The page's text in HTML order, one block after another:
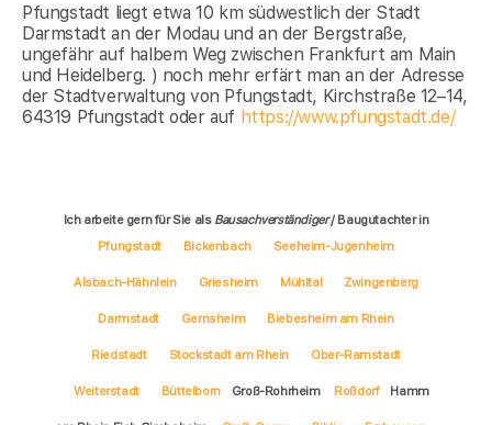
Pfungstadt liegt etwa 10 km südwestlich der Stadt
Darmstadt an der Modau und an der Bergstraße,
ungefähr auf halbem Weg zwischen Frankfurt am Main
und Heidelberg. ) noch mehr erfärt man an der Adresse
der Stadtverwaltung von Pfungstadt, Kirchstraße 12–14,
64319 Pfungstadt oder auf https://www.pfungstadt.de/
Ich arbeite gern für Sie als Bausachverständiger/ Baugutachter in
Pfungstadt
Bickenbach Seeheim-Jugenheim
Alsbach-Hähnlein Griesheim Mühltal Zwingenberg
Darmstadt Gernsheim Biebesheim am Rhein
Riedstadt Stockstadt am Rhein Ober-Ramstadt
Weiterstadt Büttelborn Groß-Rohrheim Roßdorf Hamm